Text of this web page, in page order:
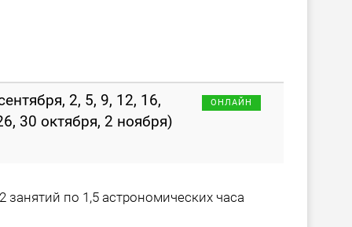
2, 5, 9, 12, 16,
30 октября, 2 ноября)
ОНЛАЙН
по 1,5 астрономических часа